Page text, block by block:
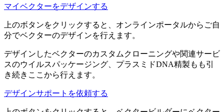
マイベクターをデザインする
上のボタンをクリックすると、オンラインポータルからご自
分でベクターのデザインを行えます。
デザインしたベクターのカスタムクローニングや関連サービ
スのウイルスパッケージング、プラスミドDNA精製もも引
き続きここから行えます。
デザインサポートを依頼する